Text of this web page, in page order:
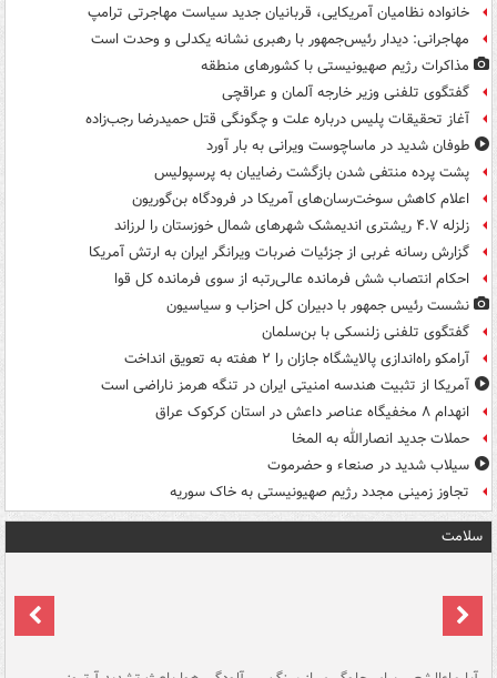
خانواده نظامیان آمریکایی، قربانیان جدید سیاست مهاجرتی ترامپ
مهاجرانی: دیدار رئیس‌جمهور با رهبری نشانه یکدلی و وحدت است
مذاکرات رژیم صهیونیستی با کشورهای منطقه
گفتگوی تلفنی وزیر خارجه آلمان و عراقچی
آغاز تحقیقات پلیس درباره علت و چگونگی قتل حمیدرضا رجب‌زاده
طوفان شدید در ماساچوست ویرانی به بار آورد
پشت پرده منتفی شدن بازگشت رضاییان به پرسپولیس
اعلام کاهش سوخت‌رسان‌های آمریکا در فرودگاه بن‌گوریون
زلزله ۴.۷ ریشتری اندیمشک شهرهای شمال خوزستان را لرزاند
گزارش رسانه غربی از جزئیات ضربات ویرانگر ایران به ارتش آمریکا
احکام انتصاب شش فرمانده عالی‌رتبه از سوی فرمانده کل قوا
نشست رئیس جمهور با دبیران کل احزاب و سیاسیون
گفتگوی تلفنی زلنسکی با بن‌سلمان
آرامکو راه‌اندازی پالایشگاه جازان را ۲ هفته به تعویق انداخت
آمریکا از تثبیت هندسه امنیتی ایران در تنگه هرمز ناراضی است
انهدام ۸ مخفیگاه عناصر داعش در استان کرکوک عراق
حملات جدید انصارالله به المخا
سیلاب شدید در صنعاء و حضرموت
تجاوز زمینی مجدد رژیم صهیونیستی به خاک سوریه
سلامت